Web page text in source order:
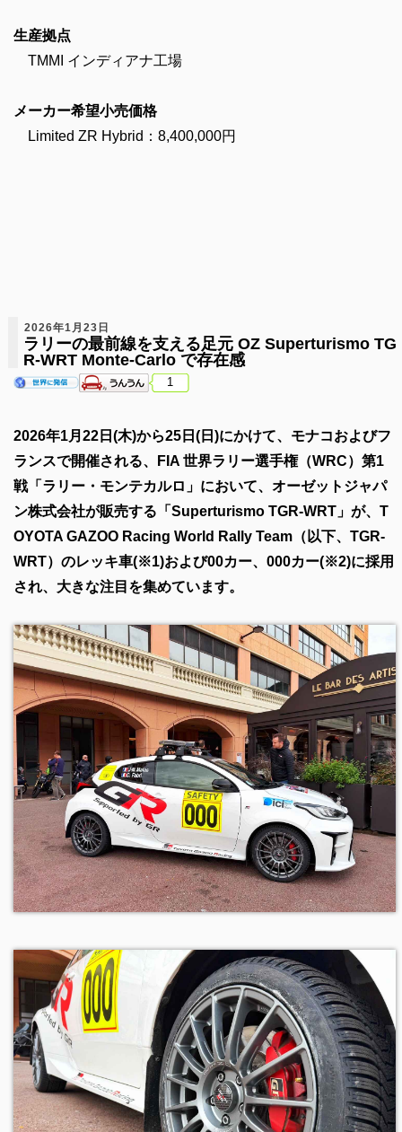
生産拠点
TMMI インディアナ工場
メーカー希望小売価格
Limited ZR Hybrid：8,400,000円
2026年1月23日
ラリーの最前線を支える足元 OZ Superturismo TG
R-WRT Monte-Carlo で存在感
1
2026年1月22日(木)から25日(日)にかけて、モナコおよびフ
ランスで開催される、FIA 世界ラリー選手権（WRC）第1
戦「ラリー・モンテカルロ」において、オーゼットジャパ
ン株式会社が販売する「Superturismo TGR-WRT」が、T
OYOTA GAZOO Racing World Rally Team（以下、TGR-
WRT）のレッキ車(※1)および00カー、000カー(※2)に採用
され、大きな注目を集めています。